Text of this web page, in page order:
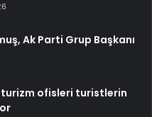
Ak Parti Grup Başkanı
turizm ofisleri turistlerin